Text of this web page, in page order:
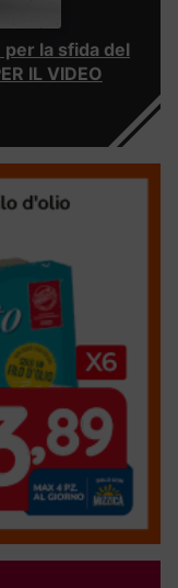
per la sfida del
IL VIDEO